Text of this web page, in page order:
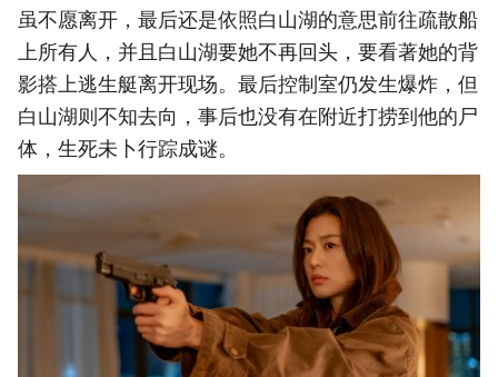
虽不愿离开，最后还是依照白山湖的意思前往疏散船
上所有人，并且白山湖要她不再回头，要看著她的背
影搭上逃生艇离开现场。最后控制室仍发生爆炸，但
白山湖则不知去向，事后也没有在附近打捞到他的尸
体，生死未卜行踪成谜。